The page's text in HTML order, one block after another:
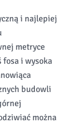
i najlepiej
metryce
i wysoka
budowli
można